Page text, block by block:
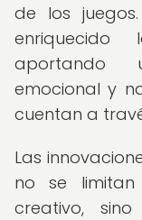
de los
aportando
emocional y
cuentan a
Las
no se
creativo,